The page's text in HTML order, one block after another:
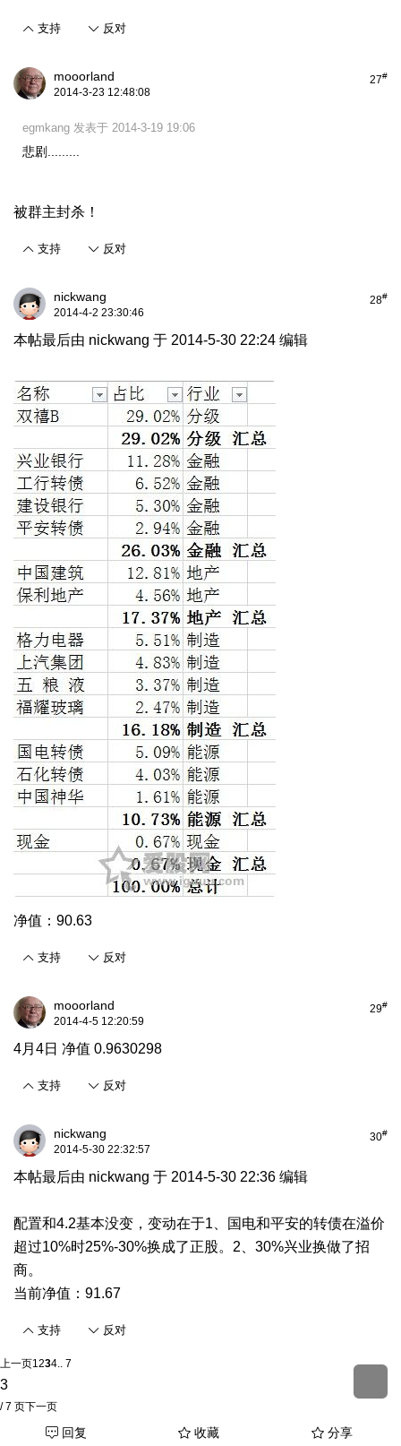
支持 反对
27#
mooorland
2014-3-23 12:48:08
egmkang 发表于 2014-3-19 19:06
悲剧.........
被群主封杀！
支持 反对
28#
nickwang
2014-4-2 23:30:46
本帖最后由 nickwang 于 2014-5-30 22:24 编辑
净值：90.63
支持 反对
29#
mooorland
2014-4-5 12:20:59
4月4日 净值 0.9630298
支持 反对
30#
nickwang
2014-5-30 22:32:57
本帖最后由 nickwang 于 2014-5-30 22:36 编辑
配置和4.2基本没变，变动在于1、国电和平安的转债在溢价
超过10%时25%-30%换成了正股。2、30%兴业换做了招
商。
当前净值：91.67
支持 反对
上一页1 234 .. 7
/ 7 页下一页
回复 收藏 分享